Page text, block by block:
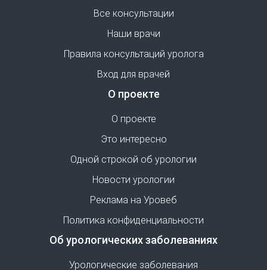
Все консультации
Наши врачи
Правила консультаций уролога
Вход для врачей
О проекте
О проекте
Это интересно
Одной строкой об урологии
Новости урологии
Реклама на Уровеб
Политика конфиденциальности
Об урологических заболеваниях
Урологические заболевания